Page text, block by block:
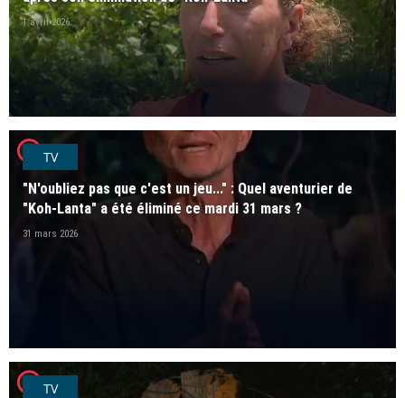
1 avril 2026
player2TV
"N'oubliez pas que c'est un jeu..." : Quel aventurier de
"Koh-Lanta" a été éliminé ce mardi 31 mars ?
31 mars 2026
player2TV